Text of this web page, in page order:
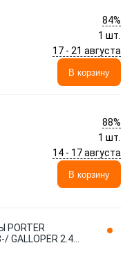
84%
1 шт.
17 - 21 августа
В корзину
88%
1 шт.
14 - 17 августа
В корзину
GALLOPER 2.4